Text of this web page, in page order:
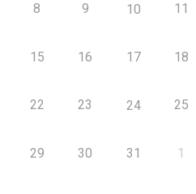
8 9 10 11
15 16 17 18
22 23 24 25
29 30 31 1